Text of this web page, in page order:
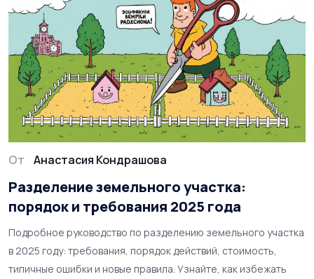
От Анастасия Кондрашова
Разделение земельного участка:
порядок и требования 2025 года
Подробное руководство по разделению земельного участка
в 2025 году: требования, порядок действий, стоимость,
типичные ошибки и новые правила. Узнайте, как избежать